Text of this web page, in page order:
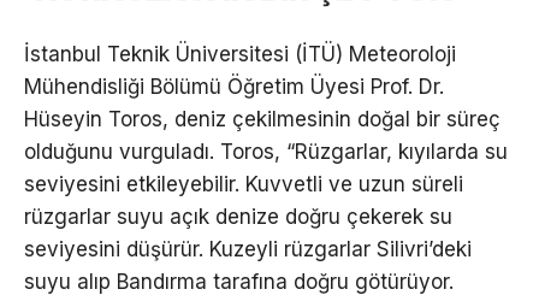
İstanbul Teknik Üniversitesi (İTÜ) Meteoroloji
Mühendisliği Bölümü Öğretim Üyesi Prof. Dr.
Hüseyin Toros, deniz çekilmesinin doğal bir süreç
olduğunu vurguladı. Toros, “Rüzgarlar, kıyılarda su
seviyesini etkileyebilir. Kuvvetli ve uzun süreli
rüzgarlar suyu açık denize doğru çekerek su
seviyesini düşürür. Kuzeyli rüzgarlar Silivri’deki
suyu alıp Bandırma tarafına doğru götürüyor.